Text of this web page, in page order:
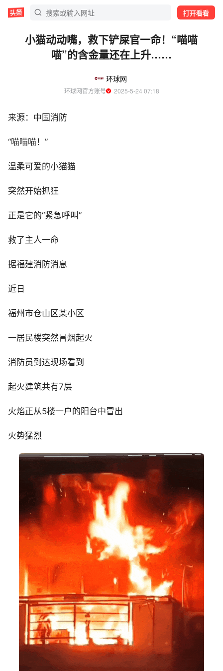
打开看看
小猫动动嘴，救下铲屎官一命！“喵喵
喵”的含金量还在上升……
环球网
环球网官方账号
  2025-5-24 07:18
来源：中国消防
“喵喵喵！”
温柔可爱的小猫猫
突然开始抓狂
正是它的“紧急呼叫”
救了主人一命
据福建消防消息
近日
福州市仓山区某小区
一居民楼突然冒烟起火
消防员到达现场看到
起火建筑共有7层
火焰正从5楼一户的阳台中冒出
火势猛烈